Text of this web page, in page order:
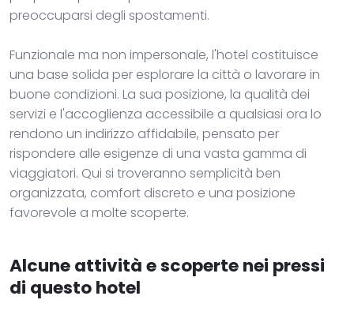
preoccuparsi degli spostamenti.
Funzionale ma non impersonale, l'hotel costituisce
una base solida per esplorare la città o lavorare in
buone condizioni. La sua posizione, la qualità dei
servizi e l'accoglienza accessibile a qualsiasi ora lo
rendono un indirizzo affidabile, pensato per
rispondere alle esigenze di una vasta gamma di
viaggiatori. Qui si troveranno semplicità ben
organizzata, comfort discreto e una posizione
favorevole a molte scoperte.
Alcune attività e scoperte nei pressi
di questo hotel